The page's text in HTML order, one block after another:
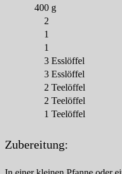
400 g
2
1
1
3 Esslöffel
3 Esslöffel
2 Teelöffel
2 Teelöffel
1 Teelöffel
Zubereitung: